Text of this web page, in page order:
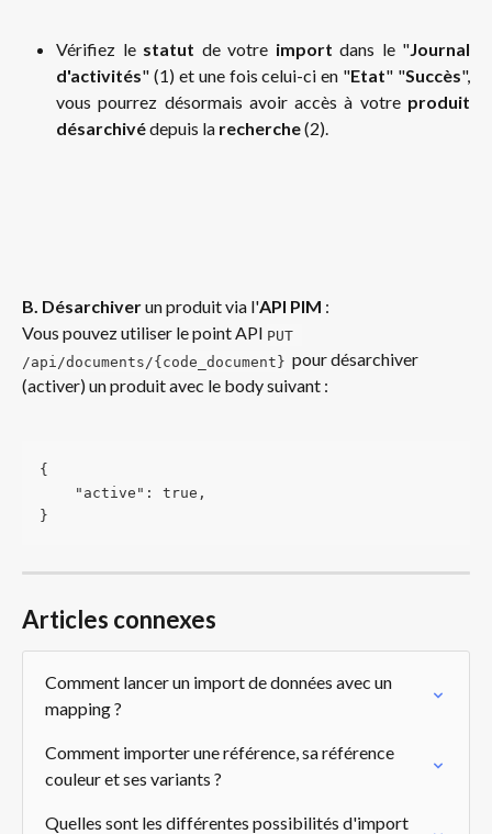
Vérifiez le statut de votre import dans le "Journal
d'activités" (1) et une fois celui-ci en "Etat" "Succès",
vous pourrez désormais avoir accès à votre produit
désarchivédepuis la recherche(2).
B. Désarchiver un produit via l'API PIM :
Vous pouvez utiliser le point API PUT
/api/documents/{code_document}
  pour désarchiver
(activer) un produit avec le body suivant :
{
    "active": true,
}
Articles connexes
Comment lancer un import de données avec un
mapping ?
Comment importer une référence, sa référence
couleur et ses variants ?
Quelles sont les différentes possibilités d'import